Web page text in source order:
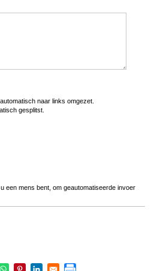
naar links omgezet.
gesplitst.
een mens bent, om geautomatiseerde invoer